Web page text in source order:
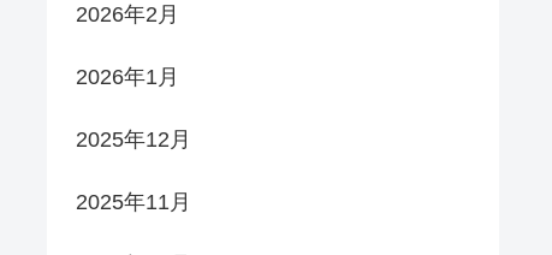
2026年2月
2026年1月
2025年12月
2025年11月